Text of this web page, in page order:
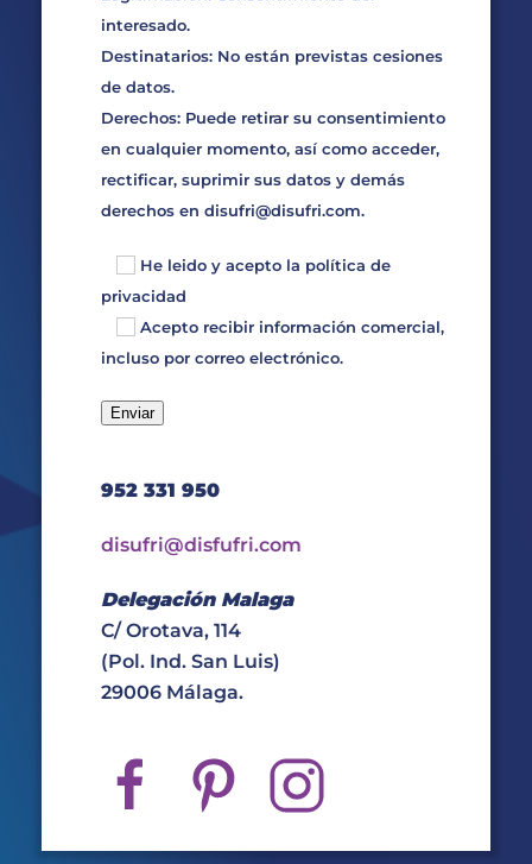
interesado.
Destinatarios: No están previstas cesiones
de datos.
Derechos: Puede retirar su consentimiento
en cualquier momento, así como acceder,
rectificar, suprimir sus datos y demás
derechos en disufri@disufri.com.
He leido y acepto la política de
privacidad
Acepto recibir información comercial,
incluso por correo electrónico.
952 331 950
disufri@disfufri.com
Delegación Malaga
C/ Orotava, 114
(Pol. Ind. San Luis)
29006 Málaga.